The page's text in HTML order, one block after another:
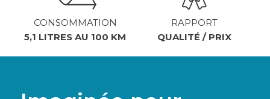
CONSOMMATION
5,1 LITRES AU 100 KM
RAPPORT
QUALITÉ / PRIX